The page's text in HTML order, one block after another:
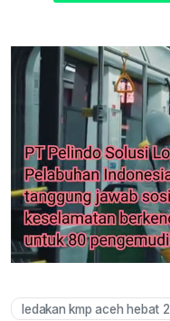
ledakan kmp aceh hebat 2